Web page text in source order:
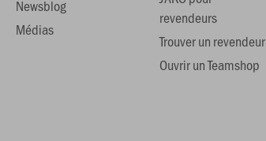
Newsblog
Médias
revendeurs
Trouver un revendeur
Ouvrir un Teamshop